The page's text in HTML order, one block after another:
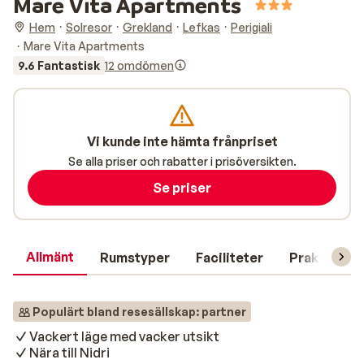
Hem Solresor Grekland Lefkas
Perigiali
Mare Vita Apartments
9.6 Fantastisk 12 omdömen
Allmänt Rumstyper Faciliteter Praktisk
Populärt bland resesällskap: partner
Vackert läge med vacker utsikt
Nära till Nidri
Vi kunde inte hämta frånpriset
Se alla priser och rabatter i prisöversikten.
Se priser